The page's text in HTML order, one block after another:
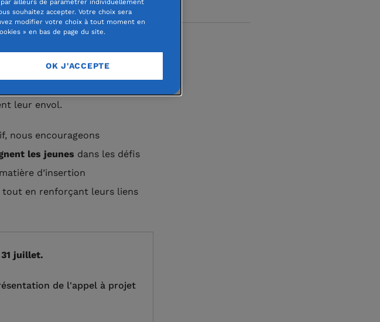
partenaires s’allient dans
leur envol.
nous encourageons
les jeunes dans les défis
d’insertion
tout en renforçant leurs liens
juillet.
de l'appel à projet
ailleurs de paramétrer individuellement
souhaitez accepter. Votre choix sera
modifier votre choix à tout moment en
» en bas de page du site.
OK J'ACCEPTE